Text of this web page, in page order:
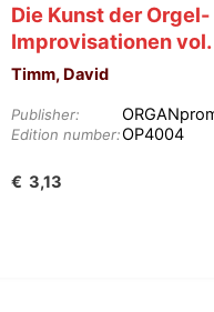
Die Kunst der Orgel-
Improvisationen
Timm, David
Publisher:
Edition number:OP4004
Oorspronkelijke
€ 3,13